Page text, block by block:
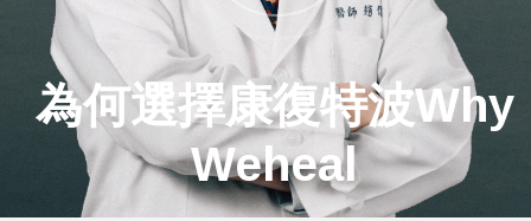
為何選擇康復特波Why
Weheal